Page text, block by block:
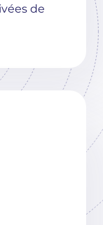
de